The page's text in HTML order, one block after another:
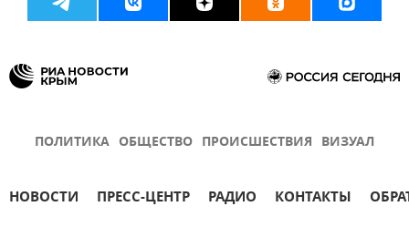
ПОЛИТИКА ОБЩЕСТВО ПРОИСШЕСТВИЯ ВИЗУАЛ
НОВОСТИ ПРЕСС-ЦЕНТР РАДИО КОНТАКТЫ